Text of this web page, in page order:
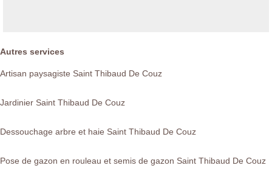
Autres services
Artisan paysagiste Saint Thibaud De Couz
Jardinier Saint Thibaud De Couz
Dessouchage arbre et haie Saint Thibaud De Couz
Pose de gazon en rouleau et semis de gazon Saint Thibaud De Couz